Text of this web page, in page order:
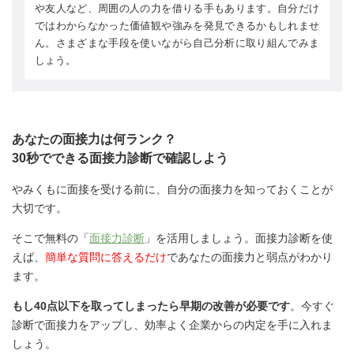
や友人など、周囲の人の力を借りる手もあります。自分だけ
ではわからなかった価値観や強みを発見できるかもしれませ
ん。さまざまな手段を使いながら自己分析に取り組んでみま
しょう。
あなたの面接力は何ランク？
30秒でできる面接力診断で確認しよう
やみくもに面接を受ける前に、自分の面接力を知っておくことが
大切です。
そこで無料の「面接力診断 」を活用しましょう。面接力診断を使
えば、 簡単な質問に答えるだけであなたの面接力と弱点がわかり
ます。
もし40点以下を取ってしまったら早期の改善が必要です。今すぐ
診断で面接力をアップし、効率よく企業からの内定を手に入れま
しょう。